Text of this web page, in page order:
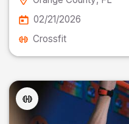
02/21/2026
Crossfit